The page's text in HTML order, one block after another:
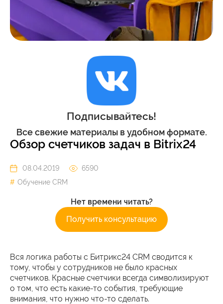
Подписывайтесь!
Все свежие материалы в удобном формате.
Обзор счетчиков задач в Bitrix24
08.04.2019
6590
Обучение CRM
Нет времени читать?
Получить консультацию
Вся логика работы с Битрикс24 CRM сводится к
тому, чтобы у сотрудников не было красных
счетчиков. Красные счетчики всегда символизируют
о том, что есть какие-то события, требующие
внимания, что нужно что-то сделать.